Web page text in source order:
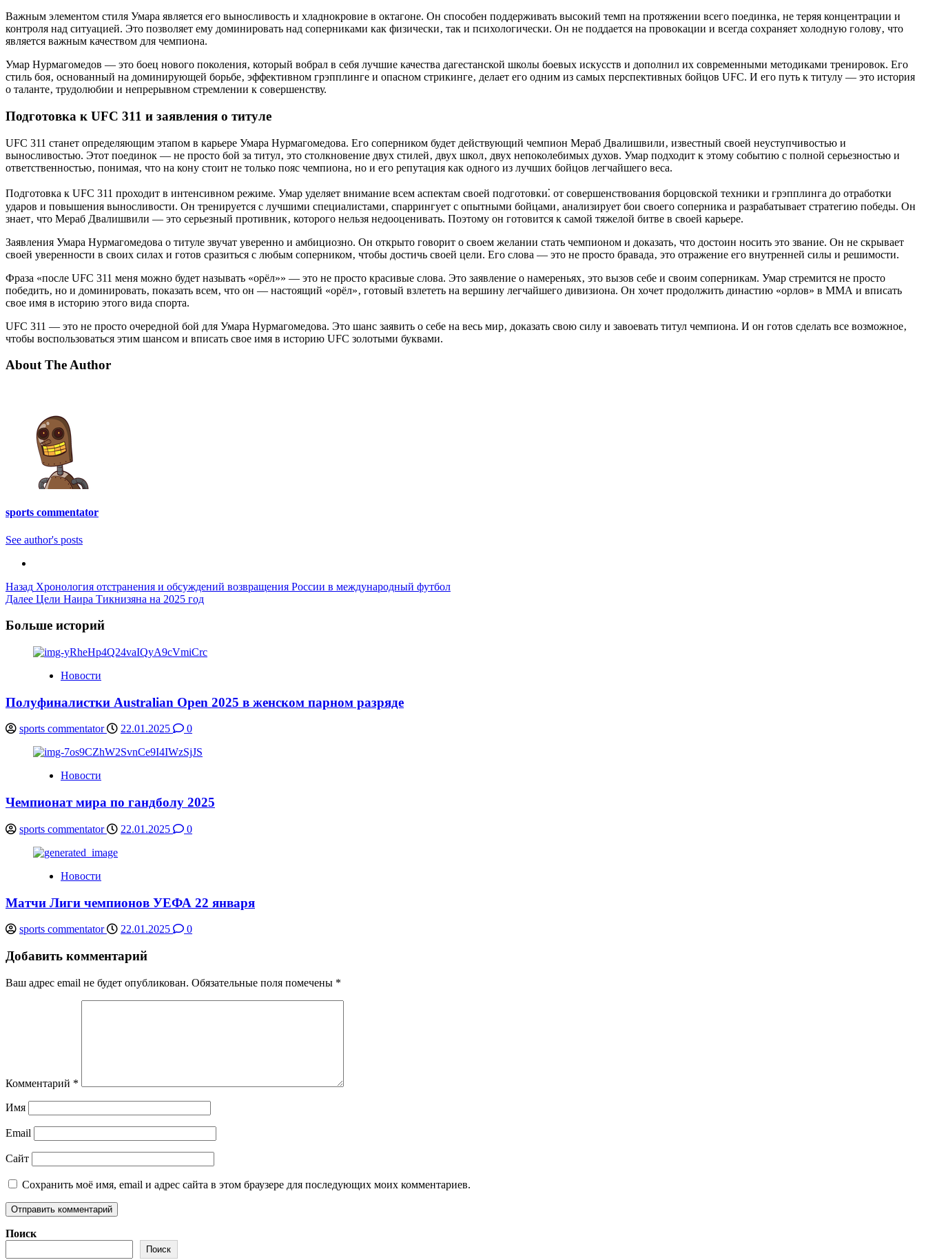
Важным элементом стиля Умара является его выносливость и хладнокровие в октагоне. Он способен поддерживать высокий темп на протяжении всего поединка‚ не теряя концентрации и
контроля над ситуацией. Это позволяет ему доминировать над соперниками как физически‚ так и психологически. Он не поддается на провокации и всегда сохраняет холодную голову‚ что
является важным качеством для чемпиона.
Умар Нурмагомедов — это боец нового поколения‚ который вобрал в себя лучшие качества дагестанской школы боевых искусств и дополнил их современными методиками тренировок. Его
стиль боя‚ основанный на доминирующей борьбе‚ эффективном грэпплинге и опасном стрикинге‚ делает его одним из самых перспективных бойцов UFC. И его путь к титулу — это история
о таланте‚ трудолюбии и непрерывном стремлении к совершенству.
Подготовка к UFC 311 и заявления о титуле
UFC 311 станет определяющим этапом в карьере Умара Нурмагомедова. Его соперником будет действующий чемпион Мераб Двалишвили‚ известный своей неуступчивостью и
выносливостью. Этот поединок — не просто бой за титул‚ это столкновение двух стилей‚ двух школ‚ двух непоколебимых духов. Умар подходит к этому событию с полной серьезностью и
ответственностью‚ понимая‚ что на кону стоит не только пояс чемпиона‚ но и его репутация как одного из лучших бойцов легчайшего веса.
Подготовка к UFC 311 проходит в интенсивном режиме. Умар уделяет внимание всем аспектам своей подготовки⁚ от совершенствования борцовской техники и грэпплинга до отработки
ударов и повышения выносливости. Он тренируется с лучшими специалистами‚ спаррингует с опытными бойцами‚ анализирует бои своего соперника и разрабатывает стратегию победы. Он
знает‚ что Мераб Двалишвили — это серьезный противник‚ которого нельзя недооценивать. Поэтому он готовится к самой тяжелой битве в своей карьере.
Заявления Умара Нурмагомедова о титуле звучат уверенно и амбициозно. Он открыто говорит о своем желании стать чемпионом и доказать‚ что достоин носить это звание. Он не скрывает
своей уверенности в своих силах и готов сразиться с любым соперником‚ чтобы достичь своей цели. Его слова — это не просто бравада‚ это отражение его внутренней силы и решимости.
Фраза «после UFC 311 меня можно будет называть «орёл»» — это не просто красивые слова. Это заявление о намереньях‚ это вызов себе и своим соперникам. Умар стремится не просто
победить‚ но и доминировать‚ показать всем‚ что он — настоящий «орёл»‚ готовый взлететь на вершину легчайшего дивизиона. Он хочет продолжить династию «орлов» в ММА и вписать
свое имя в историю этого вида спорта.
UFC 311 — это не просто очередной бой для Умара Нурмагомедова. Это шанс заявить о себе на весь мир‚ доказать свою силу и завоевать титул чемпиона. И он готов сделать все возможное‚
чтобы воспользоваться этим шансом и вписать свое имя в историю UFC золотыми буквами.
About The Author
sports commentator
See author's posts
Post
Navigation
Назад Хронология отстранения и обсуждений возвращения России в международный футбол
Далее Цели Наира Тикнизяна на 2025 год
Больше историй
Новости
Полуфиналистки Australian Open 2025 в женском парном разряде
sports commentator 22.01.2025 0
Новости
Чемпионат мира по гандболу 2025
sports commentator 22.01.2025 0
Новости
Матчи Лиги чемпионов УЕФА 22 января
sports commentator 22.01.2025 0
Добавить комментарий
Ваш адрес email не будет опубликован. Обязательные поля помечены *
Комментарий *
Имя
Email
Сайт
Сохранить моё имя, email и адрес сайта в этом браузере для последующих моих комментариев.
Поиск
Поиск